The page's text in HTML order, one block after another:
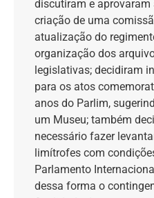
discutiram e
criação de uma
atualização do
organização dos
legislativas; decidiram
para os atos
anos do Parlim,
um Museu; também
necessário fazer
limítrofes com
Parlamento
dessa forma o